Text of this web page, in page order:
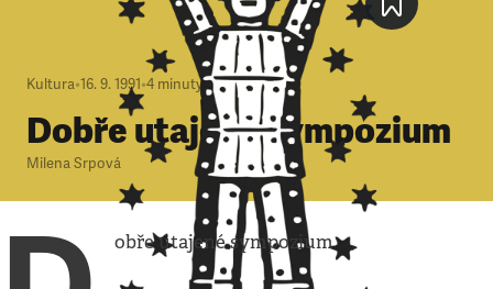
Kultura•16. 9. 1991•4 minuty
Dobře utajené sympozium
Milena Srpová
obře utajené sympozium